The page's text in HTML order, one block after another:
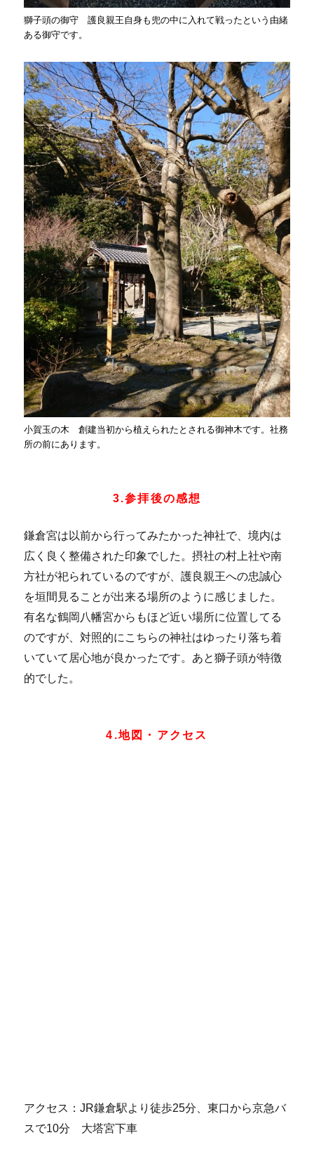
獅子頭の御守 護良親王自身も兜の中に入れて戦ったという由緒
ある御守です。
小賀玉の木 創建当初から植えられたとされる御神木です。社務
所の前にあります。
3.参拝後の感想
鎌倉宮は以前から行ってみたかった神社で、境内は
広く良く整備された印象でした。摂社の村上社や南
方社が祀られているのですが、護良親王への忠誠心
を垣間見ることが出来る場所のように感じました。
有名な鶴岡八幡宮からもほど近い場所に位置してる
のですが、対照的にこちらの神社はゆったり落ち着
いていて居心地が良かったです。あと獅子頭が特徴
的でした。
4.地図・アクセス
アクセス：JR鎌倉駅より徒歩25分、東口から京急バ
スで10分 大塔宮下車